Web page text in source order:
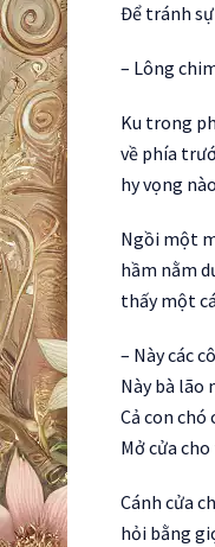
Để tránh
– Lông
Ku trong
về phía
hy vọng
Ngồi một
hầm nằm
thấy một
– Này các
Này bà lão
Cả con chó
Mở cửa
Cánh cửa
hỏi bằng